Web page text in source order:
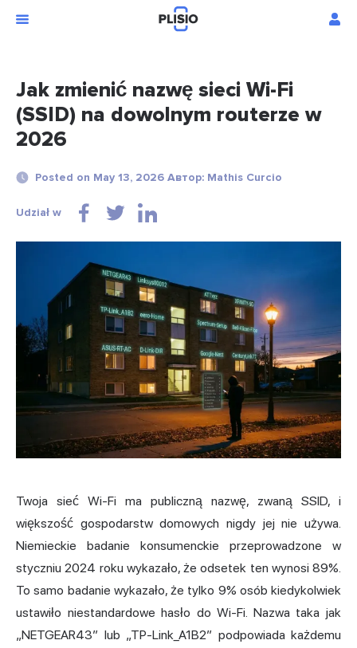
Jak zmienić nazwę sieci Wi-Fi
(SSID) na dowolnym routerze w
2026
Posted on May 13, 2026 Автор: Mathis Curcio
Udział w
Twoja sieć Wi-Fi ma publiczną nazwę, zwaną SSID, i
większość gospodarstw domowych nigdy jej nie używa.
Niemieckie badanie konsumenckie przeprowadzone w
styczniu 2024 roku wykazało, że odsetek ten wynosi 89%.
To samo badanie wykazało, że tylko 9% osób kiedykolwiek
ustawiło niestandardowe hasło do Wi-Fi. Nazwa taka jak
„NETGEAR43” lub „TP-Link_A1B2” podpowiada każdemu